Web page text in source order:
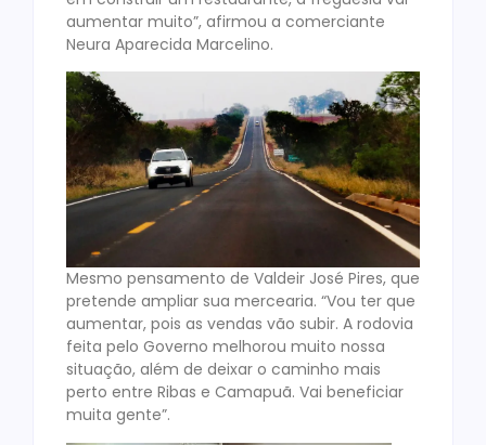
aumentar muito”, afirmou a comerciante
Neura Aparecida Marcelino.
Mesmo pensamento de Valdeir José Pires, que
pretende ampliar sua mercearia. “Vou ter que
aumentar, pois as vendas vão subir. A rodovia
feita pelo Governo melhorou muito nossa
situação, além de deixar o caminho mais
perto entre Ribas e Camapuã. Vai beneficiar
muita gente”.